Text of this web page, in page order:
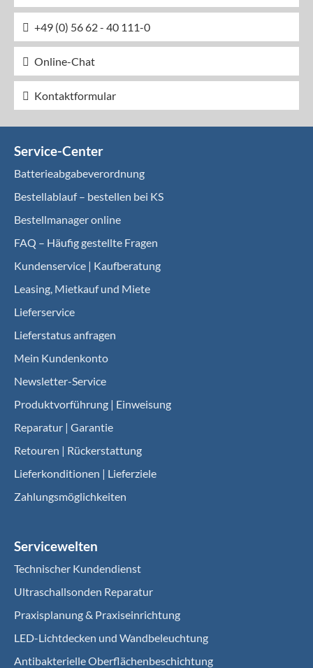
+49 (0) 56 62 - 40 111-0
Online-Chat
Kontaktformular
Service-Center
Batterieabgabeverordnung
Bestellablauf – bestellen bei KS
Bestellmanager online
FAQ – Häufig gestellte Fragen
Kundenservice | Kaufberatung
Leasing, Mietkauf und Miete
Lieferservice
Lieferstatus anfragen
Mein Kundenkonto
Newsletter-Service
Produktvorführung | Einweisung
Reparatur | Garantie
Retouren | Rückerstattung
Lieferkonditionen | Lieferziele
Zahlungsmöglichkeiten
Servicewelten
Technischer Kundendienst
Ultraschallsonden Reparatur
Praxisplanung & Praxiseinrichtung
LED-Lichtdecken und Wandbeleuchtung
Antibakterielle Oberflächenbeschichtung